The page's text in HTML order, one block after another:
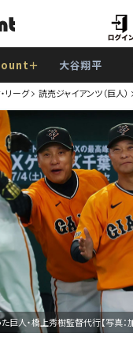
＋ 大谷翔平
リーグ 読売ジャイアンツ（巨人）
巨人・橋上秀樹監督代行【写真：